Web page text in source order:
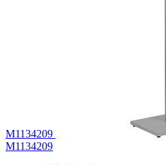
M1134209
M1134209